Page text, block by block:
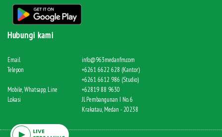
Hubungi kami
Email
info@963medanfm.com
Telepon
+6261 6622 628 (Kantor)
+6261 6612 986 (Studio)
Mobile, Whatsapp, Line
+62819 88 9630
Lokasi
Jl. Pembangunan I No. 6
Krakatau, Medan - 20238